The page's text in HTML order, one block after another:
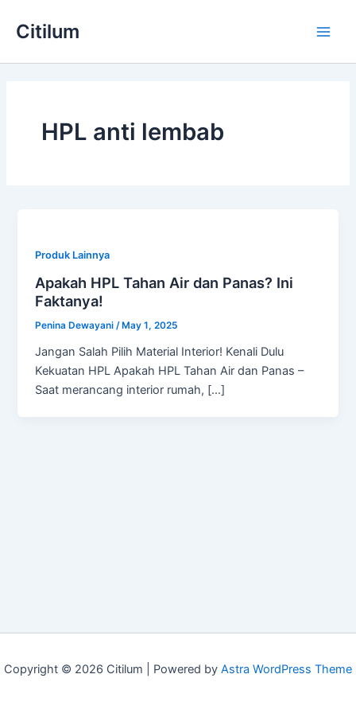
Citilum
HPL anti lembab
Produk Lainnya
Apakah HPL Tahan Air dan Panas? Ini
Faktanya!
Penina Dewayani/ May 1, 2025
Jangan Salah Pilih Material Interior! Kenali Dulu
Kekuatan HPL Apakah HPL Tahan Air dan Panas –
Saat merancang interior rumah, […]
Copyright © 2026 Citilum | Powered by Astra WordPress Theme